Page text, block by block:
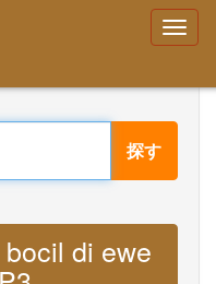
探す
di ewe